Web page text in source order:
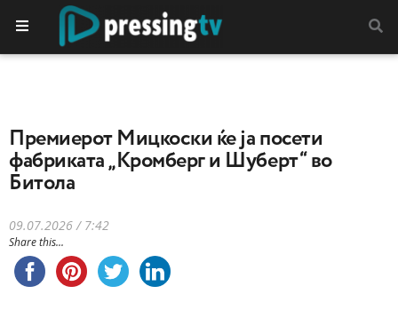
Премиерот Мицкоски ќе ја посети
фабриката „Кромберг и Шуберт“ во
Битола
09.07.2026 / 7:42
Share this...